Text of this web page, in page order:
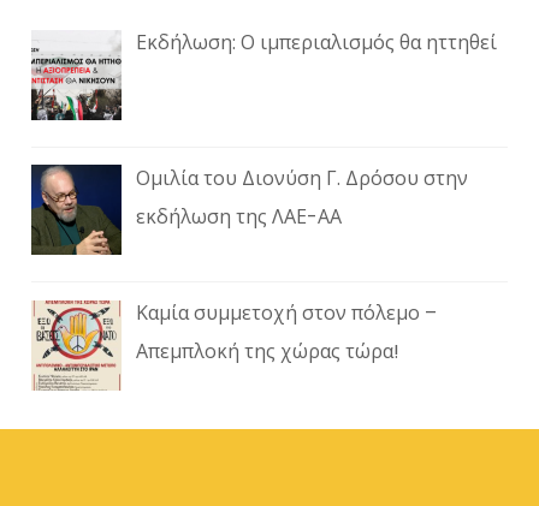
Εκδήλωση: Ο ιμπεριαλισμός θα ηττηθεί
Ομιλία του Διονύση Γ. Δρόσου στην
εκδήλωση της ΛΑΕ-ΑΑ
Καμία συμμετοχή στον πόλεμο –
Απεμπλοκή της χώρας τώρα!